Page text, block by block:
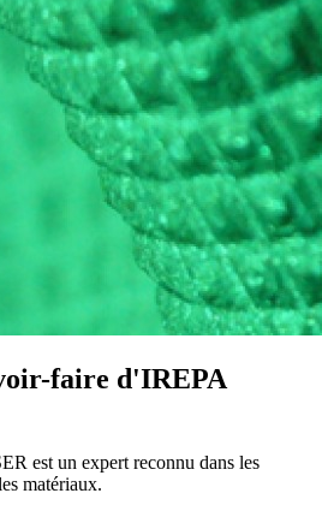
faire d'IREPA
est un expert reconnu dans les
matériaux.